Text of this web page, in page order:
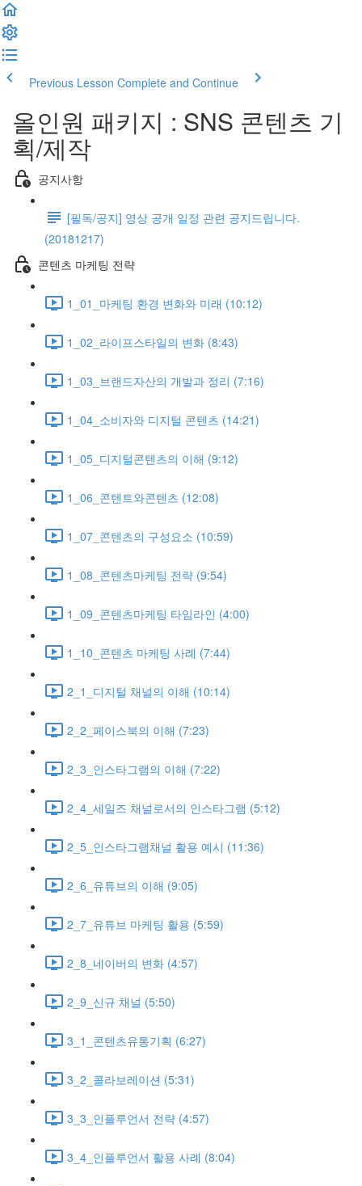
Previous Lesson Complete and Continue
올인원 패키지 : SNS 콘텐츠 기
획/제작
공지사항
[필독/공지] 영상 공개 일정 관련 공지드립니다.
(20181217)
콘텐츠 마케팅 전략
1_01_마케팅 환경 변화와 미래 (10:12)
1_02_라이프스타일의 변화 (8:43)
1_03_브랜드자산의 개발과 정리 (7:16)
1_04_소비자와 디지털 콘텐츠 (14:21)
1_05_디지털콘텐츠의 이해 (9:12)
1_06_콘텐트와콘텐츠 (12:08)
1_07_콘텐츠의 구성요소 (10:59)
1_08_콘텐츠마케팅 전략 (9:54)
1_09_콘텐츠마케팅 타임라인 (4:00)
1_10_콘텐츠 마케팅 사례 (7:44)
2_1_디지털 채널의 이해 (10:14)
2_2_페이스북의 이해 (7:23)
2_3_인스타그램의 이해 (7:22)
2_4_세일즈 채널로서의 인스타그램 (5:12)
2_5_인스타그램채널 활용 예시 (11:36)
2_6_유튜브의 이해 (9:05)
2_7_유튜브 마케팅 활용 (5:59)
2_8_네이버의 변화 (4:57)
2_9_신규 채널 (5:50)
3_1_콘텐츠유통기획 (6:27)
3_2_콜라보레이션 (5:31)
3_3_인플루언서 전략 (4:57)
3_4_인플루언서 활용 사례 (8:04)